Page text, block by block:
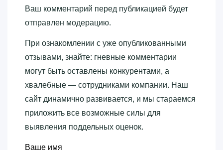
Ваш комментарий перед публикацией будет
отправлен модерацию.
При ознакомлении с уже опубликованными
отзывами, знайте: гневные комментарии
могут быть оставлены конкурентами, а
хвалебные — сотрудниками компании. Наш
сайт динамично развивается, и мы стараемся
приложить все возможные силы для
выявления поддельных оценок.
Ваше имя